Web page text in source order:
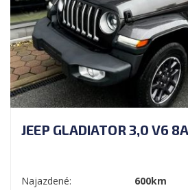
JEEP GLADIATOR 3,0 V6
Najazdené:
600km